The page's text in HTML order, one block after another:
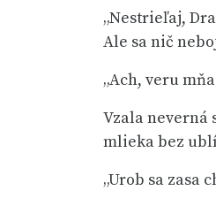
„Nestrieľaj,
Ale sa nič
„Ach, veru
Vzala neverná
mlieka bez
„Urob sa zasa